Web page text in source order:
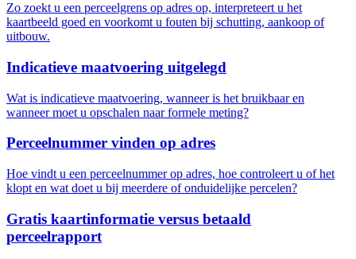
Zo zoekt u een perceelgrens op adres op, interpreteert u het
kaartbeeld goed en voorkomt u fouten bij schutting, aankoop of
uitbouw.
Indicatieve maatvoering uitgelegd
Wat is indicatieve maatvoering, wanneer is het bruikbaar en
wanneer moet u opschalen naar formele meting?
Perceelnummer vinden op adres
Hoe vindt u een perceelnummer op adres, hoe controleert u of het
klopt en wat doet u bij meerdere of onduidelijke percelen?
Gratis kaartinformatie versus betaald
perceelrapport